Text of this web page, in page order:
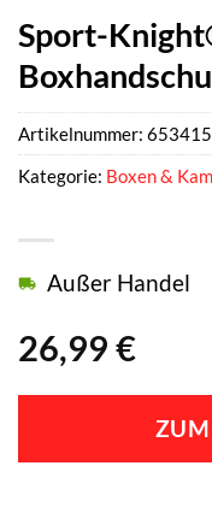
Sport-
26,99 €
Außer Handel
ZUM
Artikelnummer:
Kategorie: Boxen &